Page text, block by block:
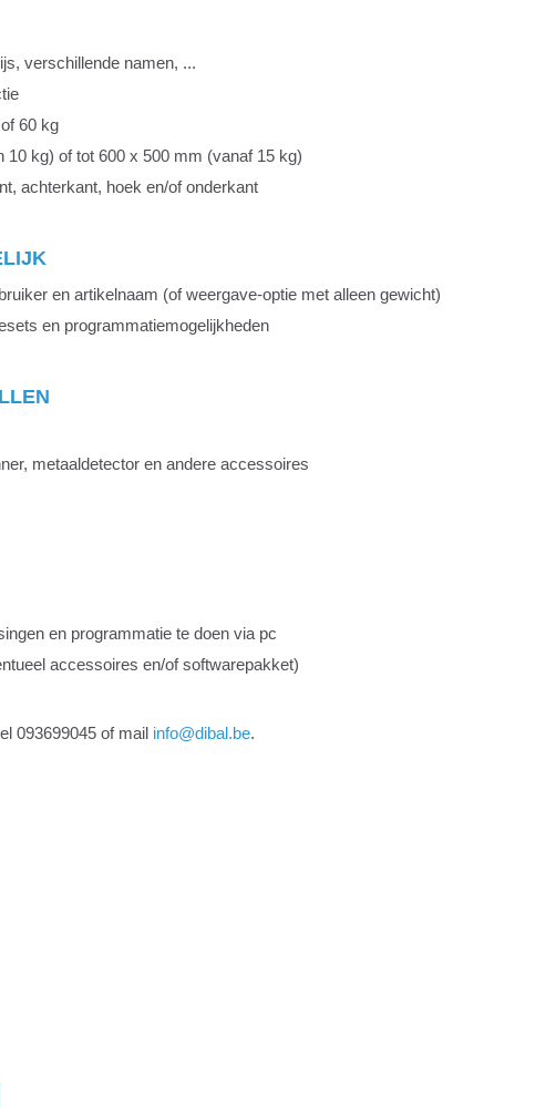
verschillende namen, ...
60 kg
10 kg) of tot 600 x 500 mm (vanaf 15 kg)
achterkant, hoek en/of onderkant
en artikelnaam (of weergave-optie met alleen gewicht)
en programmatiemogelijkheden
metaaldetector en andere accessoires
en programmatie te doen via pc
accessoires en/of softwarepakket)
093699045 of mail info@dibal.be.